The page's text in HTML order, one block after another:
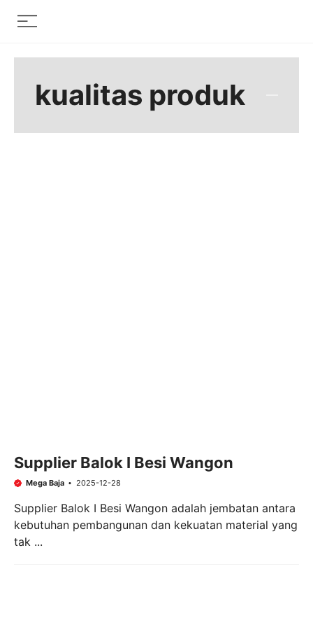
Menu
kualitas produk
Supplier Balok I Besi Wangon
Mega Baja 2025-12-28
Supplier Balok I Besi Wangon adalah jembatan antara
kebutuhan pembangunan dan kekuatan material yang
tak ...